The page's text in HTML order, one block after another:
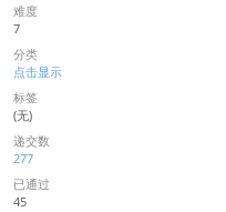
难度
7
分类
点击显示
标签
(无)
递交数
277
已通过
45